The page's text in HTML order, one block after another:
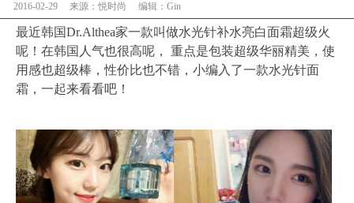
2016-02-29 来源：悦时尚 编辑：Gin
最近韩国Dr.Althea家一款叫做水光针补水亮白面霜超级火
呢！在韩国人气也很高呢， 重点是包装超级华丽精美，使
用感也超级棒，性价比也不错，小编入了一款水光针面
霜，一起来看看吧！